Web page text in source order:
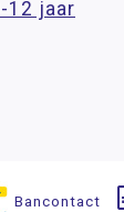
12 jaar
Bancontact